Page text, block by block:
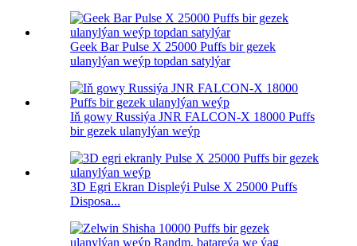
Geek Bar Pulse X 25000 Puffs bir gezek
ulanylýan weýp topdan satylýar
Iň gowy Russiýa JNR FALCON-X 18000 Puffs
bir gezek ulanylýan weýp
3D Egri Ekran Displeýi Pulse X 25000 Puffs
Disposa...